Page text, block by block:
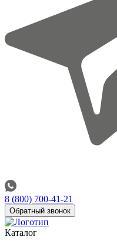
8 (800) 700-41-21
Обратный звонок
Каталог